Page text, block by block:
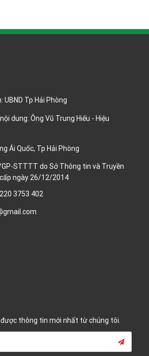
UBND Tp Hải Phòng
dung: Ông Vũ Trung Hiếu - Hiệu
Ái Quốc, Tp Hải Phòng
STTTT do Sở Thông tin và Truyền
ngày 26/12/2014
3753 402
thông tin mới nhất từ chúng tôi.